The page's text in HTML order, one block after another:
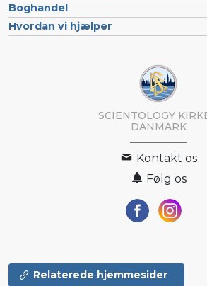
Boghandel
Hvordan vi hjælper
SCIENTOLOGY
DANMARK
Kontakt os
Følg os
Relaterede hjemmesider